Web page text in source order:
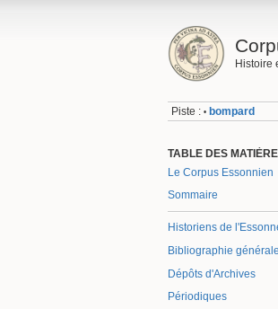
Histoire
Piste : • bompard
TABLE DES
Le Corpus Essonnien
Sommaire
Historiens de
Bibliographie générale
Dépôts d'Archives
Périodiques